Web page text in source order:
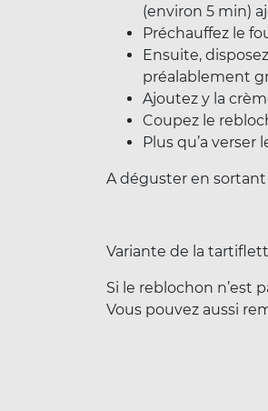
(environ 5 min)
Préchauffez le
Ensuite,
préalablement
Ajoutez y la
Coupez le
Plus qu’a verser
A déguster en
Variante de la
Si le reblochon n’est
Vous pouvez aussi